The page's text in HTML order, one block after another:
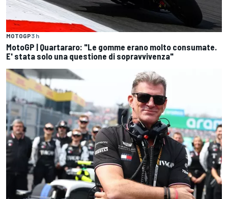
MOTOGP3 h
MotoGP | Quartararo: "Le gomme erano molto consumate.
E' stata solo una questione di sopravvivenza"